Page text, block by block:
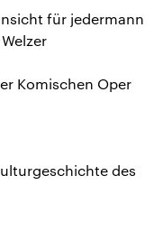
für jedermann
Komischen Oper
des